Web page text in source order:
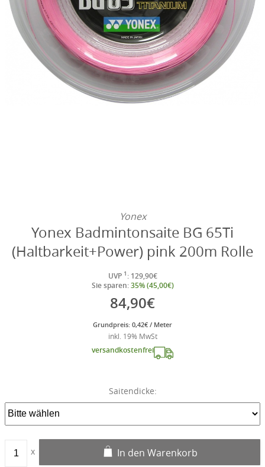
Yonex
Yonex Badmintonsaite BG 65Ti
(Haltbarkeit+Power) pink 200m Rolle
UVP 1 : 129,90€
Sie sparen:35% (45,00€)
84,90€
Grundpreis: 0,42€ / Meter
inkl. 19% MwSt
versandkostenfrei
Saitendicke:
In den Warenkorb